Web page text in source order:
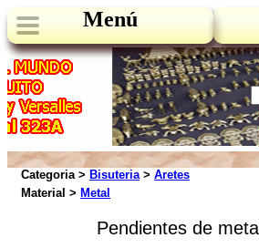
Menú
Categoria > Bisuteria> Aretes
Material > Metal
Pendientes de